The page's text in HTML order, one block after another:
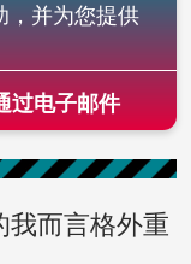
，并为您提供
过电子邮件
我而言格外重